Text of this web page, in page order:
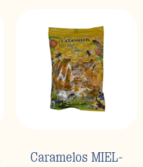
Caramelos MIEL-